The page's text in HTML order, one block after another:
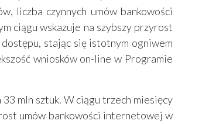
liczba czynnych umów bankowości
ciągu wskazuje na szybszy przyrost
stając się istotnym ogniwem
wniosków on-line w Programie
mln sztuk. W ciągu trzech miesięcy
umów bankowości internetowej w